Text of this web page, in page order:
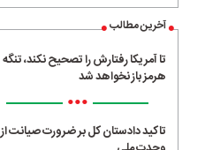
آخرین مطالب
تا آمریکا رفتارش را تصحیح نکند، تنگه
هرمز باز نخواهد شد
•••
تاکید دادستان کل بر ضرورت صیانت از